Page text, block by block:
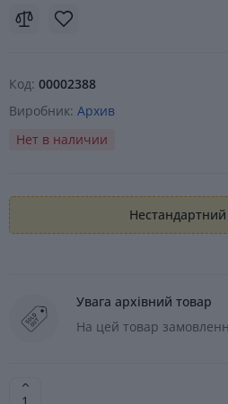
Код: 00002388
Виробник: Архив
Нет в наличии
Увага архівний товар
На цей товар